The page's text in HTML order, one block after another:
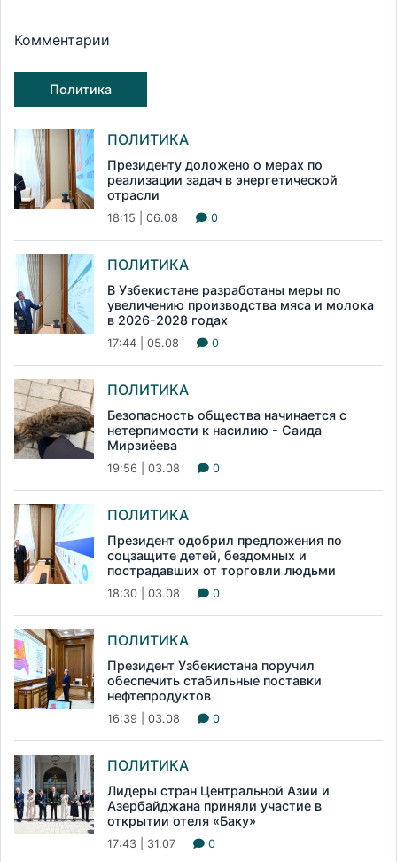
Комментарии
Политика
ПОЛИТИКА
Президенту доложено о мерах по
реализации задач в энергетической
отрасли
18:15 | 06.08 0
ПОЛИТИКА
В Узбекистане разработаны меры по
увеличению производства мяса и молока
в 2026-2028 годах
17:44 | 05.08 0
ПОЛИТИКА
Безопасность общества начинается с
нетерпимости к насилию - Саида
Мирзиёева
19:56 | 03.08 0
ПОЛИТИКА
Президент одобрил предложения по
соцзащите детей, бездомных и
пострадавших от торговли людьми
18:30 | 03.08 0
ПОЛИТИКА
Президент Узбекистана поручил
обеспечить стабильные поставки
нефтепродуктов
16:39 | 03.08 0
ПОЛИТИКА
Лидеры стран Центральной Азии и
Азербайджана приняли участие в
открытии отеля «Баку»
17:43 | 31.07 0